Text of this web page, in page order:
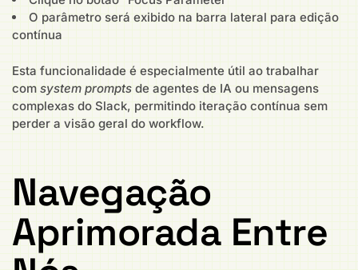
O parâmetro será exibido na barra lateral para edição
contínua
Esta funcionalidade é especialmente útil ao trabalhar
com system prompts de agentes de IA ou mensagens
complexas do Slack, permitindo iteração contínua sem
perder a visão geral do workflow.
Navegação
Aprimorada Entre